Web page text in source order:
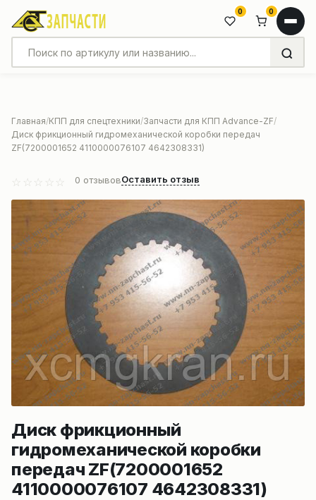
0 0
Главная КПП для спецтехники Запчасти для КПП Advance-ZF
Диск фрикционный гидромеханической коробки передач
ZF(7200001652 4110000076107 4642308331)
0 отзывовОставить отзыв
Диск фрикционный
гидромеханической коробки
передач ZF(7200001652
4110000076107 4642308331)